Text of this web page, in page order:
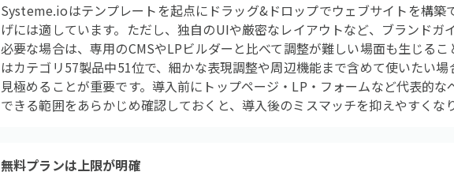
Systeme.ioはテンプレートを起点にドラッグ&ドロップでウェブサイトを構築
げには適しています。ただし、独自のUIや厳密なレイアウトなど、ブランドガ
必要な場合は、専用のCMSやLPビルダーと比べて調整が難しい場面も生じる
はカテゴリ57製品中51位で、細かな表現調整や周辺機能まで含めて使いたい
見極めることが重要です。導入前にトップページ・LP・フォームなど代表的
できる範囲をあらかじめ確認しておくと、導入後のミスマッチを抑えやすくなり
無料プランは上限が明確